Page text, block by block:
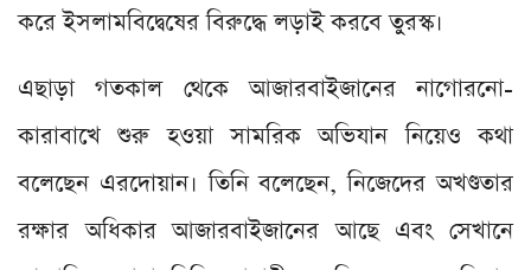
করে ইসলামবিদ্বেষের বিরুদ্ধে লড়াই করবে তুরস্ক।
এছাড়া গতকাল থেকে আজারবাইজানের নাগোরনো-
কারাবাখে শুরু হওয়া সামরিক অভিযান নিয়েও কথা
বলেছেন এরদোয়ান। তিনি বলেছেন, নিজেদের অখণ্ডতার
রক্ষার অধিকার আজারবাইজানের আছে এবং সেখানে